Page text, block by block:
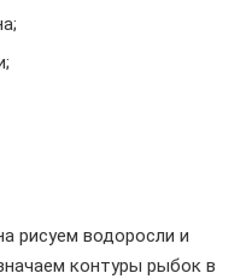
рисуем водоросли и
контуры рыбок в